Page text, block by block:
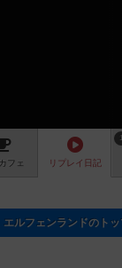
カフェ リプレイ 日記
1
エルフェンランドのト